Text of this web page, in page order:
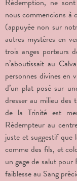
Rédemption, ne
nous commencions à
(appuyée non sur
autres mystères en
trois anges porteurs
n’aboutissait au
personnes divines en
d’un plat posé sur
dresser au milieu des
de la Trinité est
Rédempteur au
juste et suggestif que
comme des fils, et
un gage de salut
faiblesse au Sang